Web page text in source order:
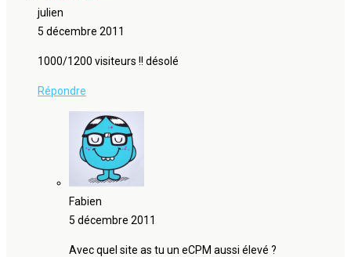
julien
5 décembre 2011
1000/1200 visiteurs !! désolé
Répondre
Fabien
5 décembre 2011
Avec quel site as tu un eCPM aussi élevé ?